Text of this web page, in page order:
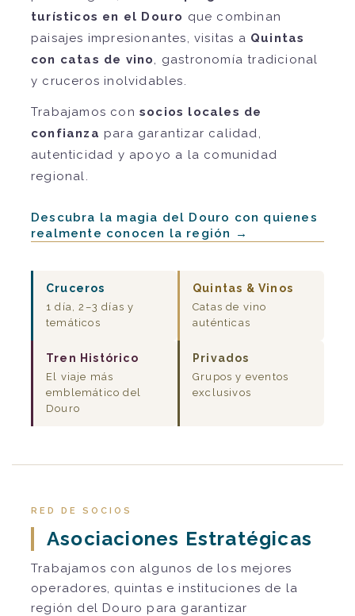
turísticos en el Douro que combinan
paisajes impresionantes, visitas a Quintas
con catas de vino
, gastronomía tradicional
y cruceros inolvidables.
Trabajamos con socios locales de
confianza para garantizar calidad,
autenticidad y apoyo a la comunidad
regional.
Descubra la magia del Douro con quienes
realmente conocen la región →
Cruceros
1 día, 2–3 días y
temáticos
Quintas & Vinos
Catas de vino
auténticas
Tren Histórico
El viaje más
emblemático del
Douro
Privados
Grupos y eventos
exclusivos
RED DE SOCIOS
Asociaciones Estratégicas
Trabajamos con algunos de los mejores
operadores, quintas e instituciones de la
región del Douro para garantizar